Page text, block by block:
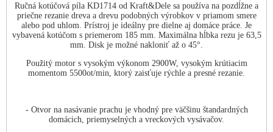
Ručná kotúčová píla KD1714 od Kraft&Dele sa používa na pozdĺžne a
priečne rezanie dreva a drevu podobných výrobkov v priamom smere
alebo pod uhlom. Prístroj je ideálny pre dielne aj domáce práce. Je
vybavená kotúčom s priemerom 185 mm. Maximálna hĺbka rezu je 63,5
mm. Disk je možné nakloniť až o 45°.
Použitý motor s vysokým výkonom 2900W, vysokým krútiacim
momentom 5500ot/min, ktorý zaisťuje rýchle a presné rezanie.
- Otvor na nasávanie prachu je vhodný pre väčšinu štandardných
domácich, priemyselných a vreckových vysávačov.